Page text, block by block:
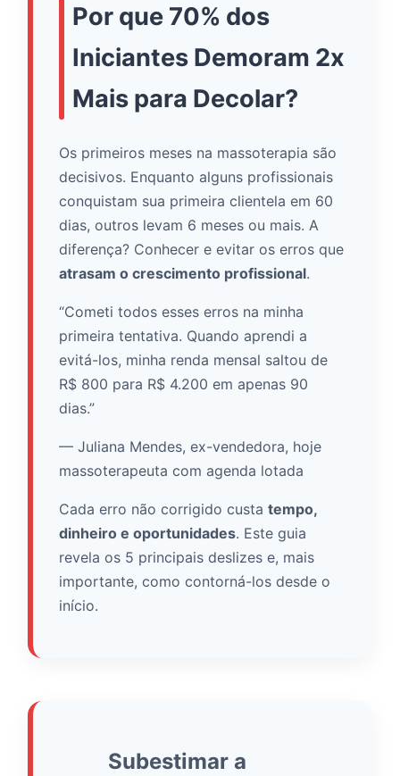
Por que 70% dos
Iniciantes Demoram 2x
Mais para Decolar?
Os primeiros meses na massoterapia são
decisivos. Enquanto alguns profissionais
conquistam sua primeira clientela em 60
dias, outros levam 6 meses ou mais. A
diferença? Conhecer e evitar os erros que
atrasam o crescimento profissional.
“Cometi todos esses erros na minha
primeira tentativa. Quando aprendi a
evitá-los, minha renda mensal saltou de
R$ 800 para R$ 4.200 em apenas 90
dias.”
— Juliana Mendes, ex-vendedora, hoje
massoterapeuta com agenda lotada
Cada erro não corrigido custa tempo,
dinheiro e oportunidades. Este guia
revela os 5 principais deslizes e, mais
importante, como contorná-los desde o
início.
Subestimar a